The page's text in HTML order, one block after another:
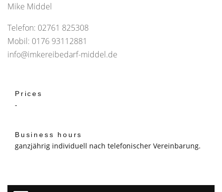
Mike Middel
Telefon: 02761 825308
Mobil: 0176 93112881
info@imkereibedarf-middel.de
Prices
-
Business hours
ganzjährig individuell nach telefonischer Vereinbarung.